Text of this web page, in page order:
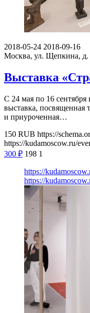
2018-05-24 2018-09-16
Москва, ул. Щепкина, д.
Выставка
С 24 мая по 16
выставка, посвященная
и приуроченная…
150 RUB https://
https://kudamoscow.ru/
300 ₽ 198 1
https://
https://